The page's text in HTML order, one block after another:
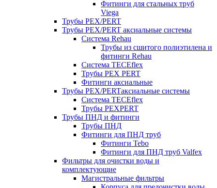
Фитинги для стальных труб
Viega
Трубы PEX/PERT
Трубы PEX/PERT аксиальные системы
Система Rehau
Трубы из сшитого полиэтилена и
фитинги Rehau
Система TECEflex
Трубы PEX PERT
Фитинги аксиальные
Трубы PEX/PERTаксиальные системы
Система TECEflex
Трубы PEXPERT
Трубы ПНД и фитинги
Трубы ПНД
Фитинги для ПНД труб
Фитинги Tebo
Фитинги для ПНД труб Valfex
Фильтры для очистки воды и
комплектующие
Магистральные фильтры